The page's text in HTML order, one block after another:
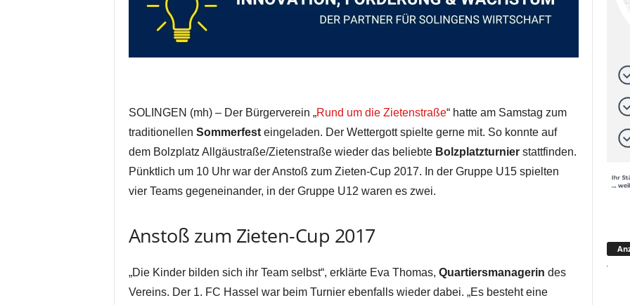
SOLINGEN (mh) – Der Bürgerverein „Rund um die Zietenstraße“ hatte am Samstag zum
traditionellen Sommerfesteingeladen. Der Wettergott spielte gerne mit. So konnte auf
dem Bolzplatz Allgäustraße/Zietenstraße wieder das beliebte Bolzplatzturnierstattfinden.
Pünktlich um 10 Uhr war der Anstoß zum Zieten-Cup 2017. In der Gruppe U15 spielten
vier Teams gegeneinander, in der Gruppe U12 waren es zwei.
Anstoß zum Zieten-Cup 2017
„Die Kinder bilden sich ihr Team selbst“, erklärte Eva Thomas, Quartiersmanagerin des
Vereins. Der 1. FC Hassel war beim Turnier ebenfalls wieder dabei. „Es besteht eine